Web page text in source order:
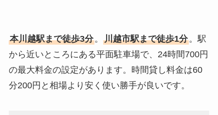
本川越駅まで徒歩3分。 川越市駅まで徒歩1分。駅
から近いところにある平面駐車場で、24時間700円
の最大料金の設定があります。時間貸し料金は60
分200円と相場より安く使い勝手が良いです。